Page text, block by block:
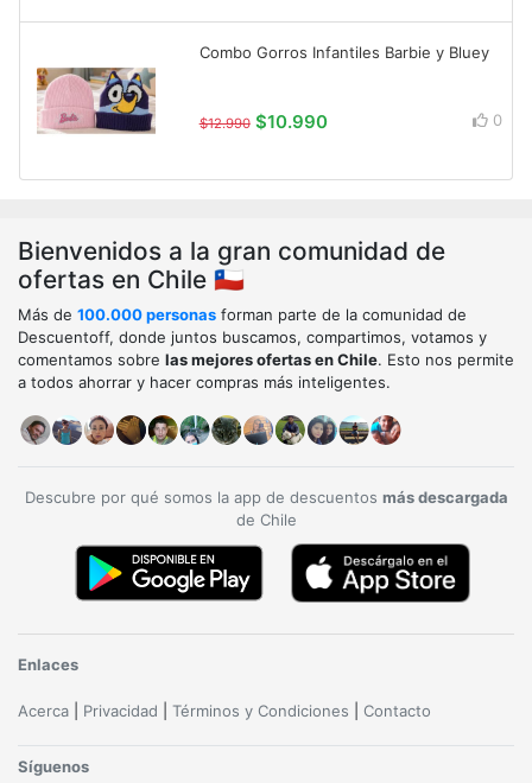
Combo Gorros Infantiles Barbie y Bluey
$12.990 $10.990 0
Bienvenidos a la gran comunidad de
ofertas en Chile 🇨🇱
Más de 100.000 personas forman parte de la comunidad de
Descuentoff, donde juntos buscamos, compartimos, votamos y
comentamos sobre las mejores ofertas en Chile. Esto nos permite
a todos ahorrar y hacer compras más inteligentes.
Descubre por qué somos la app de descuentos más descargada
de Chile
Enlaces
Acerca Privacidad Términos y Condiciones Contacto
Síguenos